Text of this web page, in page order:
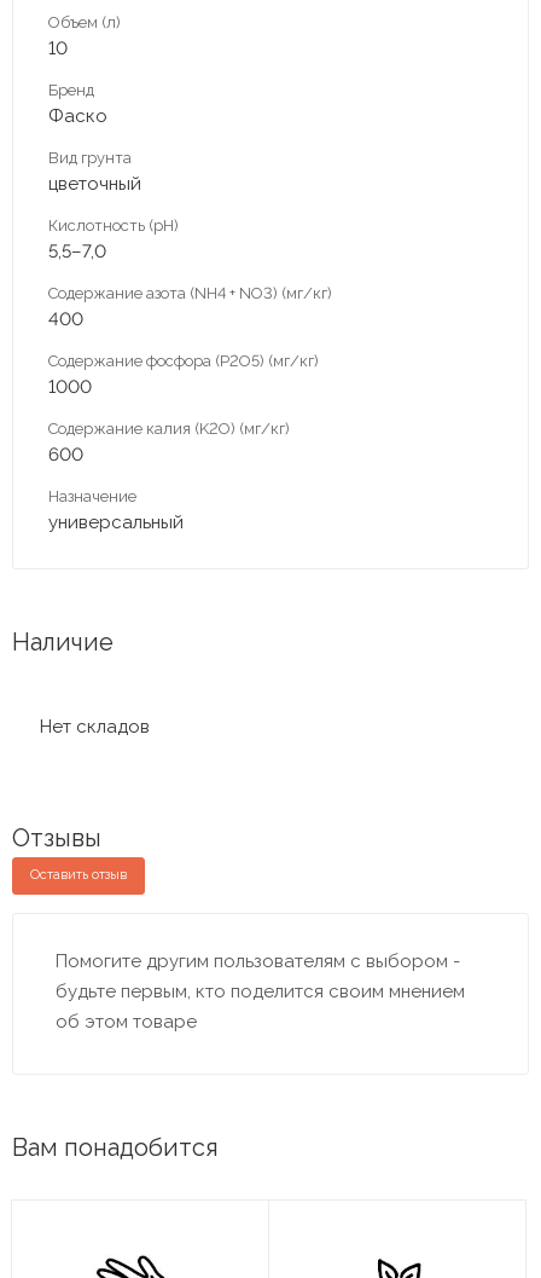
Объем (л)
10
Бренд
Фаско
Вид грунта
цветочный
Кислотность (pH)
5,5–7,0
Содержание азота (NH4 + NO3) (мг/кг)
400
Содержание фосфора (P2O5) (мг/кг)
1000
Содержание калия (K2O) (мг/кг)
600
Назначение
универсальный
Наличие
Нет складов
Отзывы
Оставить отзыв
Помогите другим пользователям с выбором -
будьте первым, кто поделится своим мнением
об этом товаре
Вам понадобится